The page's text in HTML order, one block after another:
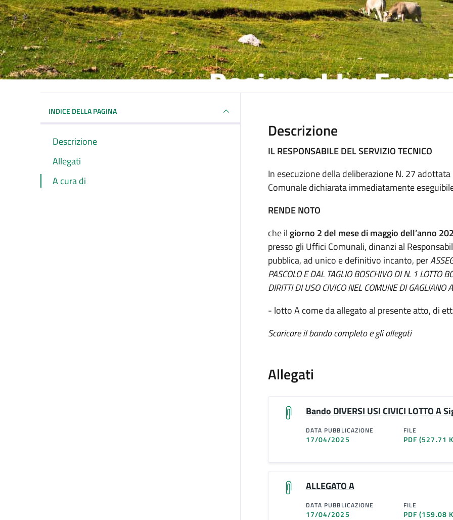
INDICE DELLA PAGINA
Descrizione
Allegati
A cura di
Descrizione
IL RESPONSABILE DEL SERVIZIO TECNICO
In esecuzione della deliberazione N. 27
Comunale dichiarata immediatamente
RENDE NOTO
che il giorno 2 del mese di maggio dell’anno
presso gli Uffici Comunali, dinanzi al
pubblica, ad unico e definitivo incanto, per
PASCOLO E DAL TAGLIO BOSCHIVO DI N. 1 LOTTO
DIRITTI DI USO CIVICO NEL COMUNE DI GAGLIANO
- lotto A come da allegato al presente atto, di
Scaricare il bando completo e gli allegati
Allegati
Bando DIVERSI USI CIVICI LOTTO A
DATA PUBBLICAZIONE
17/04/2025
FILE
PDF(527.71
ALLEGATO A
DATA PUBBLICAZIONE
17/04/2025
FILE
PDF(159.08